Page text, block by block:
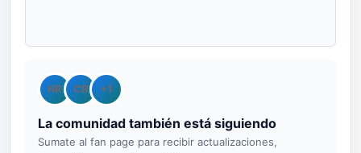
NR CR +1
La comunidad también está siguiendo
Sumate al fan page para recibir actualizaciones,